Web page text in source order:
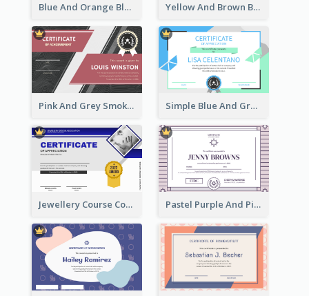
Blue And Orange Blobs Shapes Certificate Yellow And Brown Blobs Background Certificate
Pink And Grey Smoke Background Certificate Simple Blue And Green Triangles Shapes Certificate
Jewellery Course Completion Certificate Pastel Purple And Pink Elegant Certificate Design